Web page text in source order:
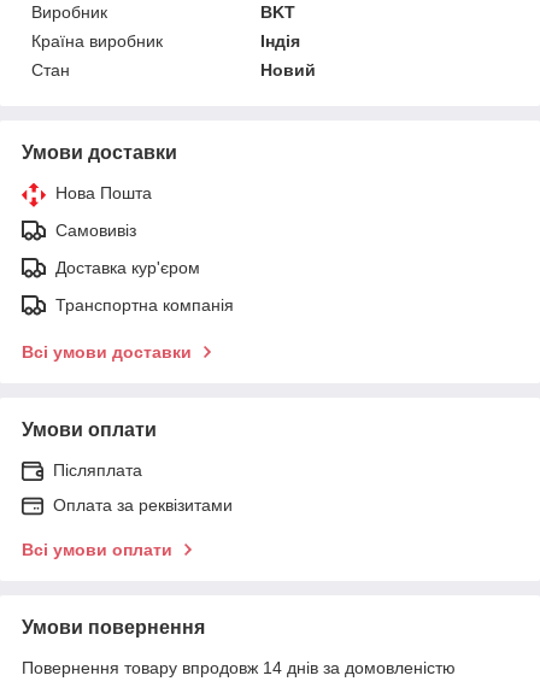
Виробник
BKT
Країна виробник
Індія
Стан
Новий
Умови доставки
Нова Пошта
Самовивіз
Доставка кур'єром
Транспортна компанія
Всі умови доставки
Умови оплати
Післяплата
Оплата за реквізитами
Всі умови оплати
Умови повернення
Повернення товару впродовж 14 днів за домовленістю